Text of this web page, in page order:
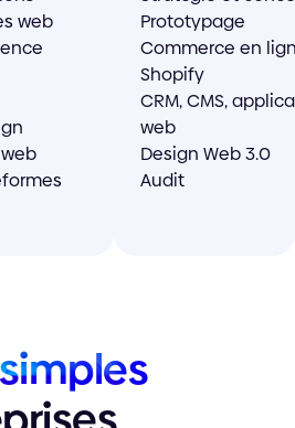
web
Prototypage
Commerce en
Shopify
CRM, CMS,
web
Design Web 3.0
Audit
simples